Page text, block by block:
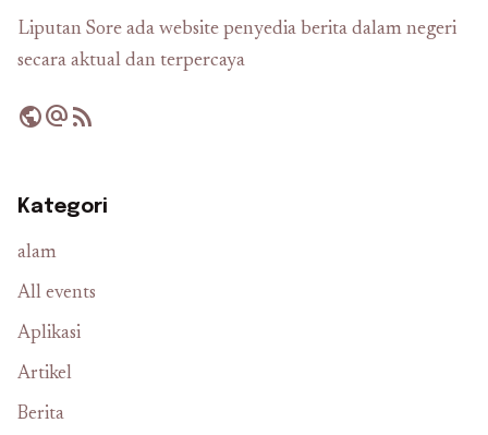
Liputan Sore ada website penyedia berita dalam negeri
secara aktual dan terpercaya
publicalternate_emailrss_feed
Kategori
alam
All events
Aplikasi
Artikel
Berita